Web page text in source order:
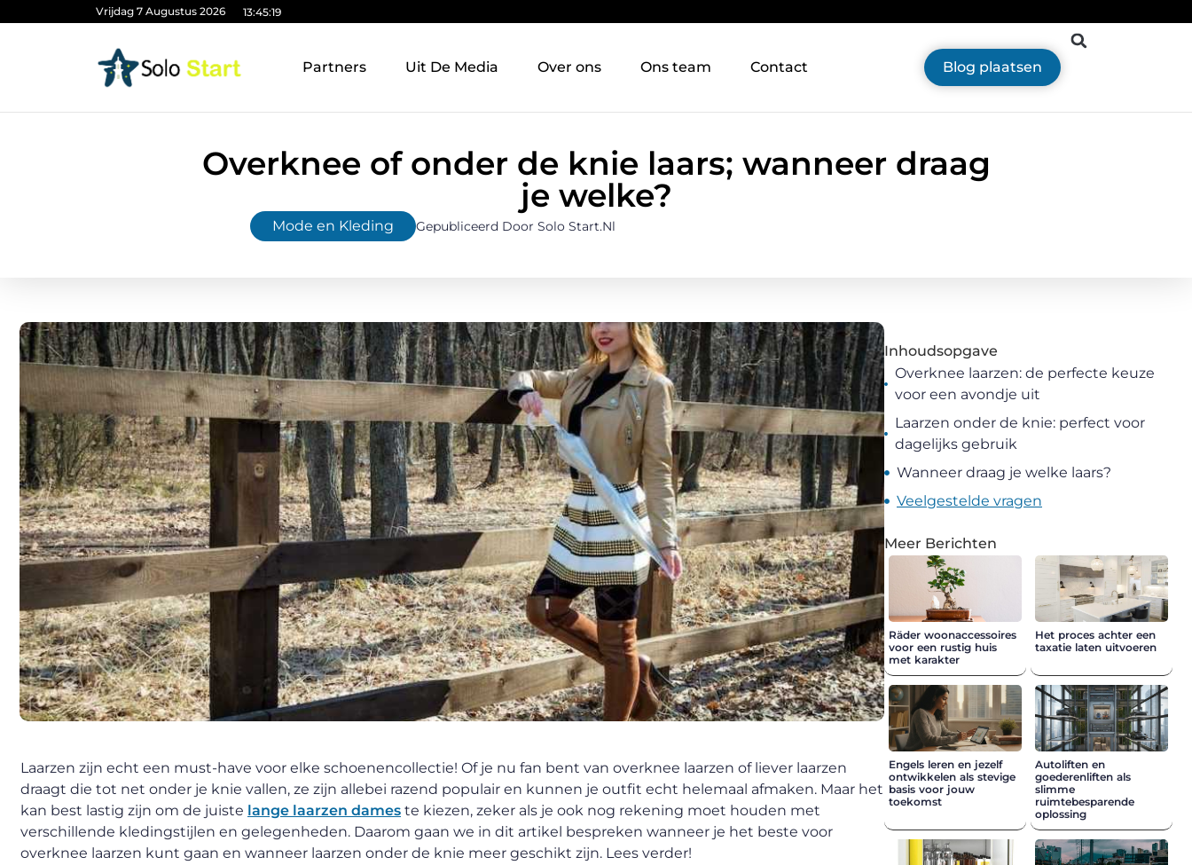
Vrijdag 7 Augustus 2026 13:45:21
Partners Uit De Media Over ons Ons team Contact Blog plaatsen
Overknee of onder de knie laars; wanneer draag
je welke?
Mode en Kleding Gepubliceerd Door Solo Start.nl
Laarzen zijn echt een must-have voor elke schoenencollectie! Of je nu fan bent van overknee laarzen of liever laarzen
draagt die tot net onder je knie vallen, ze zijn allebei razend populair en kunnen je outfit echt helemaal afmaken. Maar het
kan best lastig zijn om de juiste lange laarzen dames te kiezen, zeker als je ook nog rekening moet houden met
verschillende kledingstijlen en gelegenheden. Daarom gaan we in dit artikel bespreken wanneer je het beste voor
overknee laarzen kunt gaan en wanneer laarzen onder de knie meer geschikt zijn. Lees verder!
Inhoudsopgave
Overknee laarzen: de perfecte keuze
voor een avondje uit
Laarzen onder de knie: perfect voor
dagelijks gebruik
Wanneer draag je welke laars?
Veelgestelde vragen
Meer Berichten
Räder woonaccessoires
voor een rustig huis
met karakter
Het proces achter een
taxatie laten uitvoeren
Engels leren en jezelf
ontwikkelen als stevige
basis voor jouw
toekomst
Autoliften en
goederenliften als
slimme
ruimtebesparende
oplossing